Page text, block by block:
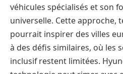
véhicules spécialisés et son
universelle. Cette approche,
pourrait inspirer des villes
à des défis similaires, où les
inclusif restent limitées.